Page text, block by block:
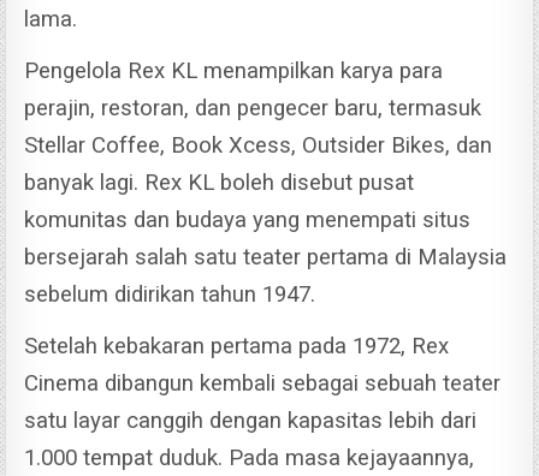
lama.
Pengelola Rex KL menampilkan karya para
perajin, restoran, dan pengecer baru, termasuk
Stellar Coffee, Book Xcess, Outsider Bikes, dan
banyak lagi. Rex KL boleh disebut pusat
komunitas dan budaya yang menempati situs
bersejarah salah satu teater pertama di Malaysia
sebelum didirikan tahun 1947.
Setelah kebakaran pertama pada 1972, Rex
Cinema dibangun kembali sebagai sebuah teater
satu layar canggih dengan kapasitas lebih dari
1.000 tempat duduk. Pada masa kejayaannya,